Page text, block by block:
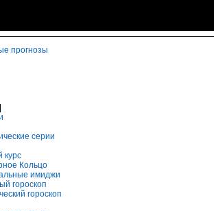
прогнозы
серии
курс
Кольцо
имиджи
гороскоп
гороскоп